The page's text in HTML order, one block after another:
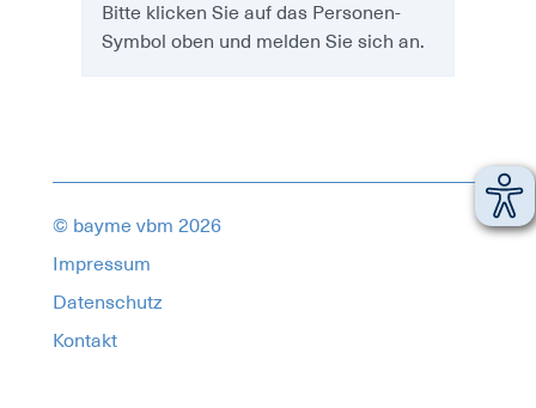
Bitte klicken Sie auf das Personen-
Symbol oben und melden Sie sich an.
© bayme vbm 2026
Impressum
Datenschutz
Kontakt